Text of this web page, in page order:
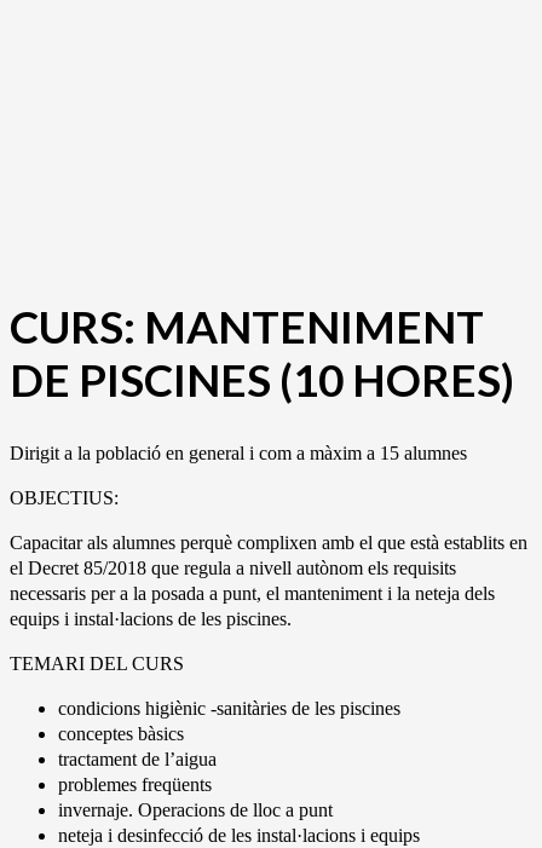
CURS: MANTENIMENT
DE PISCINES (10 HORES)
Dirigit a la població en general i com a màxim a 15 alumnes
OBJECTIUS:
Capacitar als alumnes perquè complixen amb el que està establits en
el Decret 85/2018 que regula a nivell autònom els requisits
necessaris per a la posada a punt, el manteniment i la neteja dels
equips i instal·lacions de les piscines.
TEMARI DEL CURS
condicions higiènic -sanitàries de les piscines
conceptes bàsics
tractament de l’aigua
problemes freqüents
invernaje. Operacions de lloc a punt
neteja i desinfecció de les instal·lacions i equips